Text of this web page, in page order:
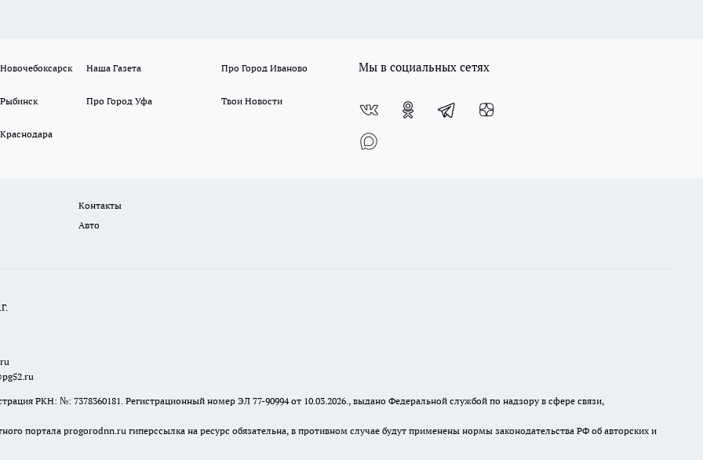
Наша Газета Про Город Иваново
Про Город Уфа Твои Новости
Мы в социальных сетях
Контакты
Авто
РКН: №: 7378360181. Регистрационный номер ЭЛ 77-90994 от 10.03.2026., выдано Федеральной службой по надзору в сфере связи,
портала progorodnn.ru гиперссылка на ресурс обязательна, в противном случае будут применены нормы законодательства РФ об авторских и